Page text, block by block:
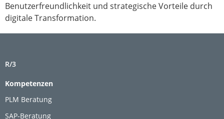
Benutzerfreundlichkeit und strategische Vorteile durch
digitale Transformation.
R/3
Kompetenzen
PLM Beratung
SAP-Beratung